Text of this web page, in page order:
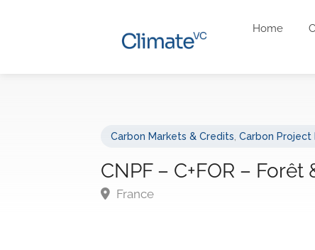
Home
Carbon Markets & Credits Carbon
CNPF – C+FOR – Forêt
France